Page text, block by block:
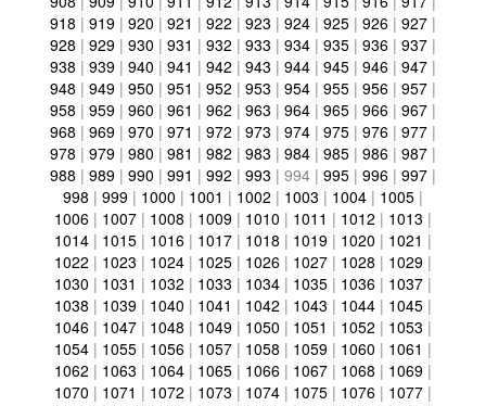
918 | 919 | 920 | 921 | 922 | 923 | 924 | 925 | 926 | 927 |
928 | 929 | 930 | 931 | 932 | 933 | 934 | 935 | 936 | 937 |
938 | 939 | 940 | 941 | 942 | 943 | 944 | 945 | 946 | 947 |
948 | 949 | 950 | 951 | 952 | 953 | 954 | 955 | 956 | 957 |
958 | 959 | 960 | 961 | 962 | 963 | 964 | 965 | 966 | 967 |
968 | 969 | 970 | 971 | 972 | 973 | 974 | 975 | 976 | 977 |
978 | 979 | 980 | 981 | 982 | 983 | 984 | 985 | 986 | 987 |
988 | 989 | 990 | 991 | 992 | 993 | 994 | 995 | 996 | 997 |
998 | 999 | 1000 | 1001 | 1002 | 1003 | 1004 | 1005 |
1006 | 1007 | 1008 | 1009 | 1010 | 1011 | 1012 | 1013 |
1014 | 1015 | 1016 | 1017 | 1018 | 1019 | 1020 | 1021 |
1022 | 1023 | 1024 | 1025 | 1026 | 1027 | 1028 | 1029 |
1030 | 1031 | 1032 | 1033 | 1034 | 1035 | 1036 | 1037 |
1038 | 1039 | 1040 | 1041 | 1042 | 1043 | 1044 | 1045 |
1046 | 1047 | 1048 | 1049 | 1050 | 1051 | 1052 | 1053 |
1054 | 1055 | 1056 | 1057 | 1058 | 1059 | 1060 | 1061 |
1062 | 1063 | 1064 | 1065 | 1066 | 1067 | 1068 | 1069 |
1070 | 1071 | 1072 | 1073 | 1074 | 1075 | 1076 | 1077 |